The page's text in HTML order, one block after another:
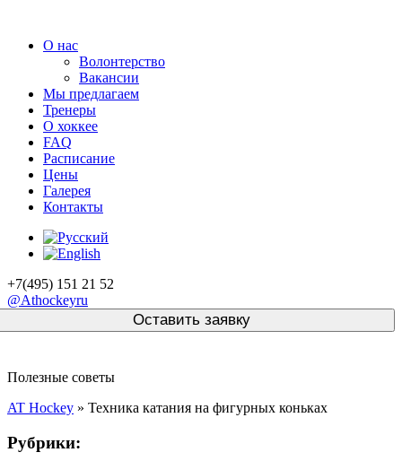
О нас
Волонтерство
Вакансии
Мы предлагаем
Тренеры
О хоккее
FAQ
Расписание
Цены
Галерея
Контакты
+7(495) 151 21 52
@Athockeyru
Полезные советы
AT Hockey » Техника катания на фигурных коньках
Рубрики: